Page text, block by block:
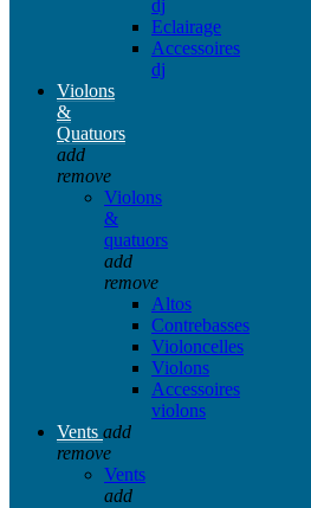
dj
Eclairage
Accessoires
dj
Violons
&
Quatuors
add
remove
Violons
&
quatuors
add
remove
Altos
Contrebasses
Violoncelles
Violons
Accessoires
violons
Vents add
remove
Vents
add